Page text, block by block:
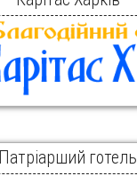
Патріарший готель